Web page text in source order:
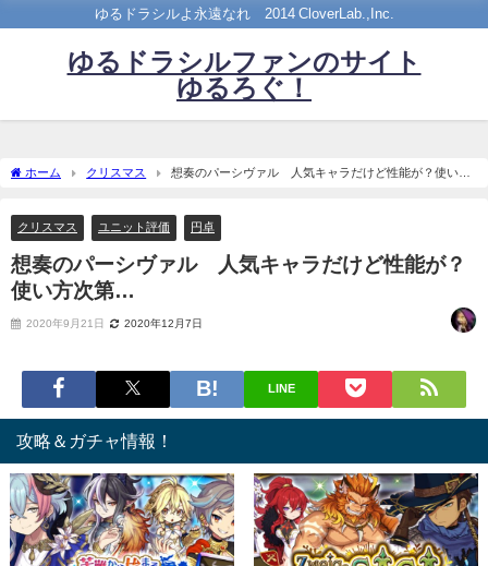
ゆるドラシルよ永遠なれ©2014 CloverLab.,Inc.
ゆるドラシルファンのサイト
ゆるろぐ！
ホーム クリスマス
想奏のパーシヴァル 人気キャラだけど性能が？使い方
クリスマス ユニット評価 円卓
想奏のパーシヴァル 人気キャラだけど性能が？
使い方次第…
2020年9月21日 2020年12月7日
LINE
攻略＆ガチャ情報！